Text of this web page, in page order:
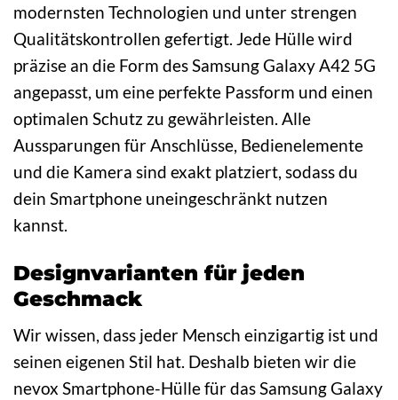
modernsten Technologien und unter strengen
Qualitätskontrollen gefertigt. Jede Hülle wird
präzise an die Form des Samsung Galaxy A42 5G
angepasst, um eine perfekte Passform und einen
optimalen Schutz zu gewährleisten. Alle
Aussparungen für Anschlüsse, Bedienelemente
und die Kamera sind exakt platziert, sodass du
dein Smartphone uneingeschränkt nutzen
kannst.
Designvarianten für jeden
Geschmack
Wir wissen, dass jeder Mensch einzigartig ist und
seinen eigenen Stil hat. Deshalb bieten wir die
nevox Smartphone-Hülle für das Samsung Galaxy